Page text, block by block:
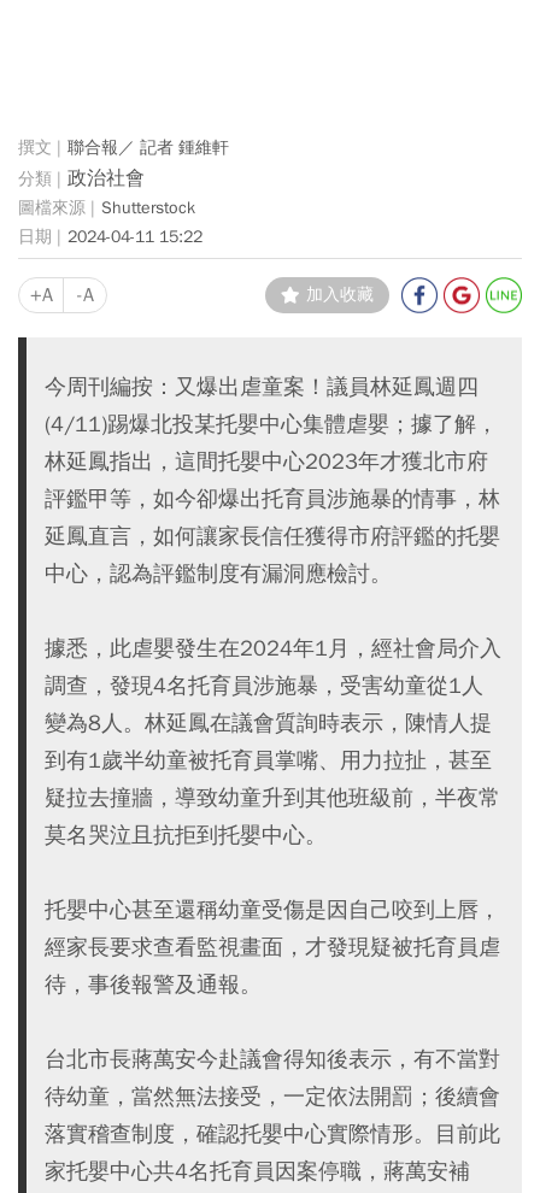
聯合報／ 記者 鍾維軒
政治社會
Shutterstock
2024-04-11 15:22
+A -A 加入收藏
今周刊編按：又爆出虐童案！議員林延鳳週四
(4/11)踢爆北投某托嬰中心集體虐嬰；據了解，
林延鳳指出，這間托嬰中心2023年才獲北市府
評鑑甲等，如今卻爆出托育員涉施暴的情事，林
延鳳直言，如何讓家長信任獲得市府評鑑的托嬰
中心，認為評鑑制度有漏洞應檢討。
據悉，此虐嬰發生在2024年1月，經社會局介入
調查，發現4名托育員涉施暴，受害幼童從1人
變為8人。林延鳳在議會質詢時表示，陳情人提
到有1歲半幼童被托育員掌嘴、用力拉扯，甚至
疑拉去撞牆，導致幼童升到其他班級前，半夜常
莫名哭泣且抗拒到托嬰中心。
托嬰中心甚至還稱幼童受傷是因自己咬到上唇，
經家長要求查看監視畫面，才發現疑被托育員虐
待，事後報警及通報。
台北市長蔣萬安今赴議會得知後表示，有不當對
待幼童，當然無法接受，一定依法開罰；後續會
落實稽查制度，確認托嬰中心實際情形。目前此
家托嬰中心共4名托育員因案停職，蔣萬安補